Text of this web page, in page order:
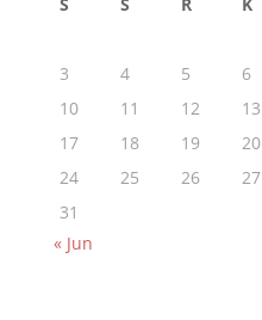
3
4 5 6
10
11 12 13
17
18 19 20
24
25 26 27
31
« Jun